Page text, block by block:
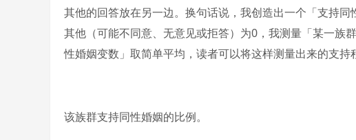
其他的回答放在另一边。换句话说，我创造出一个「支持
其他（可能不同意、无意见或拒答）为0，我测量「某一族
性婚姻变数」取简单平均，读者可以将这样测量出来的支持
该族群支持同性婚姻的比例。